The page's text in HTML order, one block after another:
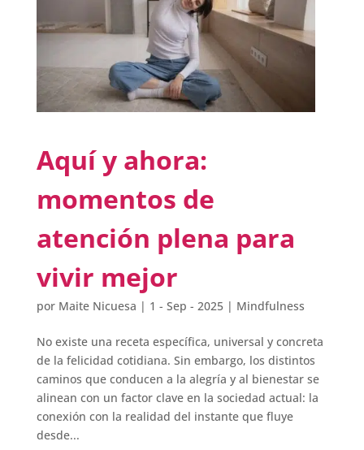
Aquí y ahora:
momentos de
atención plena para
vivir mejor
por Maite Nicuesa | 1 - Sep - 2025| Mindfulness
No existe una receta específica, universal y concreta
de la felicidad cotidiana. Sin embargo, los distintos
caminos que conducen a la alegría y al bienestar se
alinean con un factor clave en la sociedad actual: la
conexión con la realidad del instante que fluye
desde...